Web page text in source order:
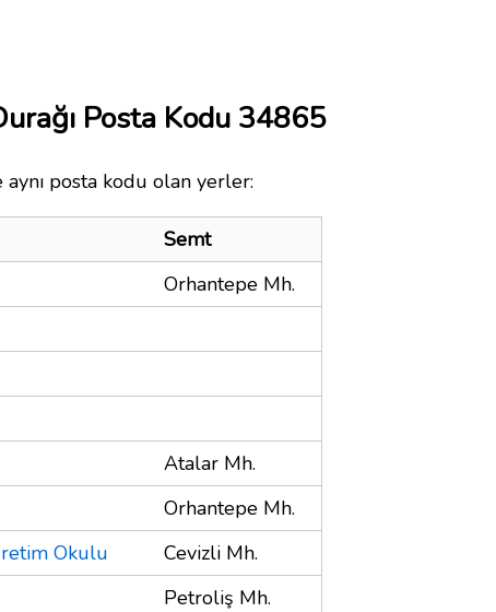
Posta Kodu 34865
posta kodu olan yerler:
Semt
Orhantepe Mh.
Atalar Mh.
Orhantepe Mh.
Okulu
Cevizli Mh.
Petroliş Mh.